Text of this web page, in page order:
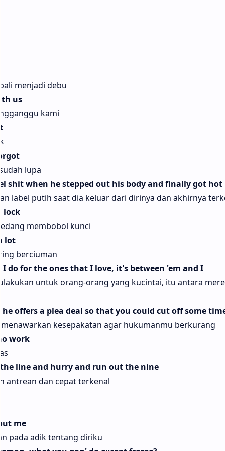
menjadi debu
us
kami
lupa
shit when he stepped out his body and finally got hot
label putih saat dia keluar dari dirinya dan akhirnya
lock
membobol kunci
lot
berciuman
do for the ones that I love, it's between 'em and I
untuk orang-orang yang kucintai, itu antara
he offers a plea deal so that you could cut off some
kesepakatan agar hukumanmu berkurang
work
line and hurry and run out the nine
antrean dan cepat terkenal
me
pada adik tentang diriku